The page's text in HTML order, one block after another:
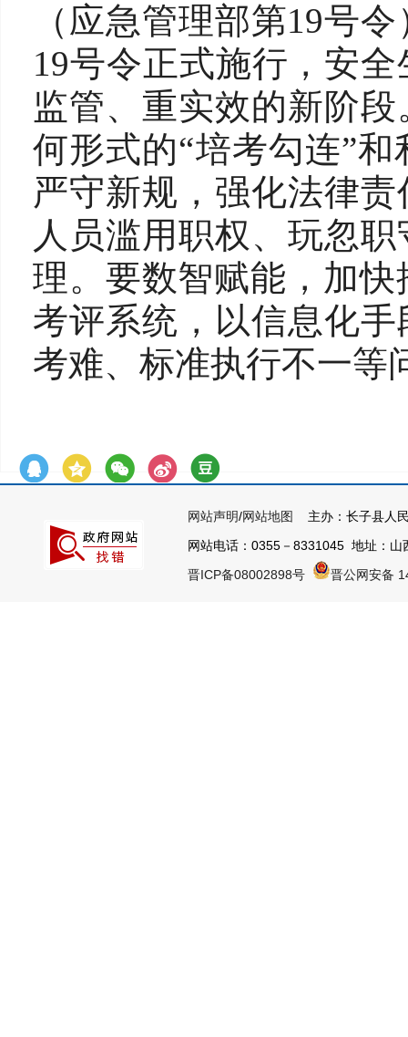
（应急管理部第19号
19号令正式施行，安
监管、重实效的新阶
何形式的“培考勾连”
严守新规，强化法律
人员滥用职权、玩忽
理。要数智赋能，加
考评系统，以信息化
考难、标准执行不一等
网站声明/网站地图
主办：长子县人
网站电话：0355－8331045 地址：
晋ICP备08002898号
晋公网安备